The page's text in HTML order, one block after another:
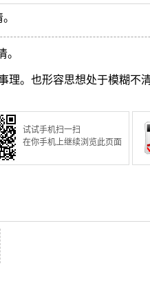
。
理。也形容思想处于模糊不
试试手机扫一扫
在你手机上继续浏览此页面